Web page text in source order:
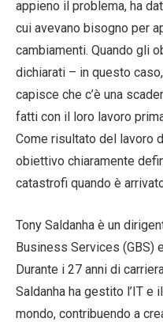
appieno il problema, ha
cui avevano bisogno per
cambiamenti. Quando gli
dichiarati – in questo
capisce che c’è una
fatti con il loro lavoro
Come risultato del lavoro
obiettivo chiaramente
catastrofi quando è
Tony Saldanha è un
Business Services (GBS)
Durante i 27 anni di
Saldanha ha gestito l’IT e
mondo, contribuendo a